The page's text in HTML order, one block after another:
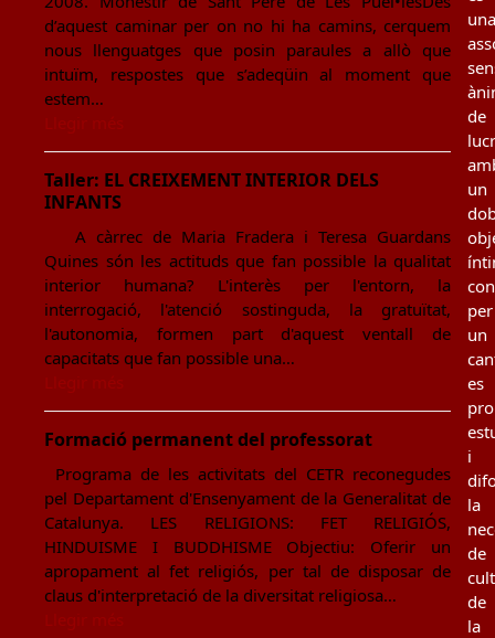
d’aquest caminar per on no hi ha camins, cerquem
nous llenguatges que posin paraules a allò que
intuïm, respostes que s’adeqüin al moment que
estem…
Taller: EL CREIXEMENT INTERIOR DELS
INFANTS
A càrrec de Maria Fradera i Teresa Guardans
Quines són les actituds que fan possible la qualitat
interior humana? L'interès per l'entorn, la
interrogació, l'atenció sostinguda, la gratuïtat,
l'autonomia, formen part d'aquest ventall de
capacitats que fan possible una…
Formació permanent del professorat
Programa de les activitats del CETR reconegudes
pel Departament d'Ensenyament de la Generalitat de
Catalunya. LES RELIGIONS: FET RELIGIÓS,
HINDUISME I BUDDHISME Objectiu: Oferir un
apropament al fet religiós, per tal de disposar de
claus d'interpretació de la diversitat religiosa…
una
de
un
per
un
es
i
la
de
de
la